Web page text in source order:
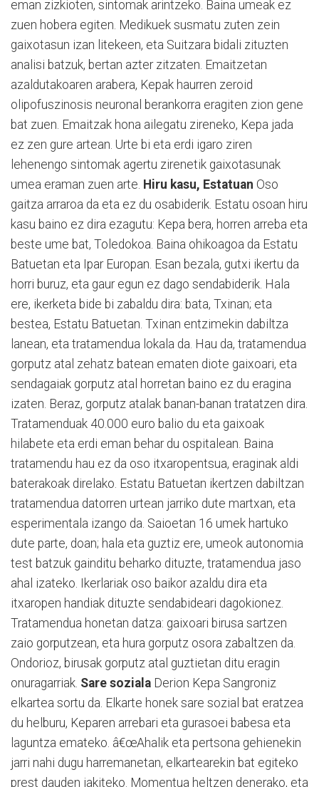
eman zizkioten, sintomak arintzeko. Baina umeak ez
zuen hobera egiten. Medikuek susmatu zuten zein
gaixotasun izan litekeen, eta Suitzara bidali zituzten
analisi batzuk, bertan azter zitzaten. Emaitzetan
azaldutakoaren arabera, Kepak haurren zeroid
olipofuszinosis neuronal berankorra eragiten zion gene
bat zuen. Emaitzak hona ailegatu zireneko, Kepa jada
ez zen gure artean. Urte bi eta erdi igaro ziren
lehenengo sintomak agertu zirenetik gaixotasunak
umea eraman zuen arte. Hiru kasu, Estatuan Oso
gaitza arraroa da eta ez du osabiderik. Estatu osoan hiru
kasu baino ez dira ezagutu: Kepa bera, horren arreba eta
beste ume bat, Toledokoa. Baina ohikoagoa da Estatu
Batuetan eta Ipar Europan. Esan bezala, gutxi ikertu da
horri buruz, eta gaur egun ez dago sendabiderik. Hala
ere, ikerketa bide bi zabaldu dira: bata, Txinan; eta
bestea, Estatu Batuetan. Txinan entzimekin dabiltza
lanean, eta tratamendua lokala da. Hau da, tratamendua
gorputz atal zehatz batean ematen diote gaixoari, eta
sendagaiak gorputz atal horretan baino ez du eragina
izaten. Beraz, gorputz atalak banan-banan tratatzen dira.
Tratamenduak 40.000 euro balio du eta gaixoak
hilabete eta erdi eman behar du ospitalean. Baina
tratamendu hau ez da oso itxaropentsua, eraginak aldi
baterakoak direlako. Estatu Batuetan ikertzen dabiltzan
tratamendua datorren urtean jarriko dute martxan, eta
esperimentala izango da. Saioetan 16 umek hartuko
dute parte, doan; hala eta guztiz ere, umeok autonomia
test batzuk gainditu beharko dituzte, tratamendua jaso
ahal izateko. Ikerlariak oso baikor azaldu dira eta
itxaropen handiak dituzte sendabideari dagokionez.
Tratamendua honetan datza: gaixoari birusa sartzen
zaio gorputzean, eta hura gorputz osora zabaltzen da.
Ondorioz, birusak gorputz atal guztietan ditu eragin
onuragarriak. Sare soziala Derion Kepa Sangroniz
elkartea sortu da. Elkarte honek sare sozial bat eratzea
du helburu, Keparen arrebari eta gurasoei babesa eta
laguntza emateko. â€œAhalik eta pertsona gehienekin
jarri nahi dugu harremanetan, elkartearekin bat egiteko
prest dauden jakiteko. Momentua heltzen denerako, eta